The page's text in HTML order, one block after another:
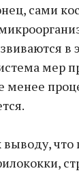
сами
в
мер
менее
что